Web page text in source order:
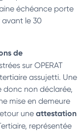
échéance porte
avant le 30
de
sur OPERAT
assujetti. Une
donc non déclarée,
mise en demeure
une attestation
représentée